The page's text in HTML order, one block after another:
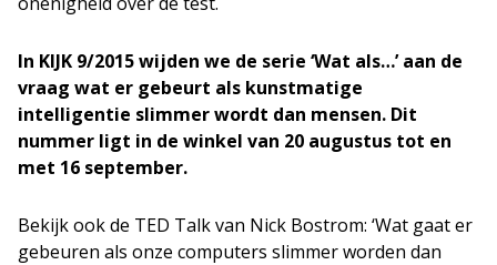
In KIJK 9/2015 wijden we de serie ‘Wat als…’ aan de
vraag wat er gebeurt als kunstmatige
intelligentie slimmer wordt dan mensen. Dit
nummer ligt in de winkel van 20 augustus tot en
met 16 september.
Bekijk ook de TED Talk van Nick Bostrom: ‘Wat gaat er
gebeuren als onze computers slimmer worden dan